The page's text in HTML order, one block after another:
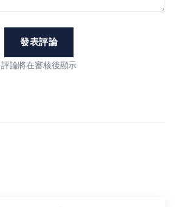
發表評論
評論將在審核後顯示